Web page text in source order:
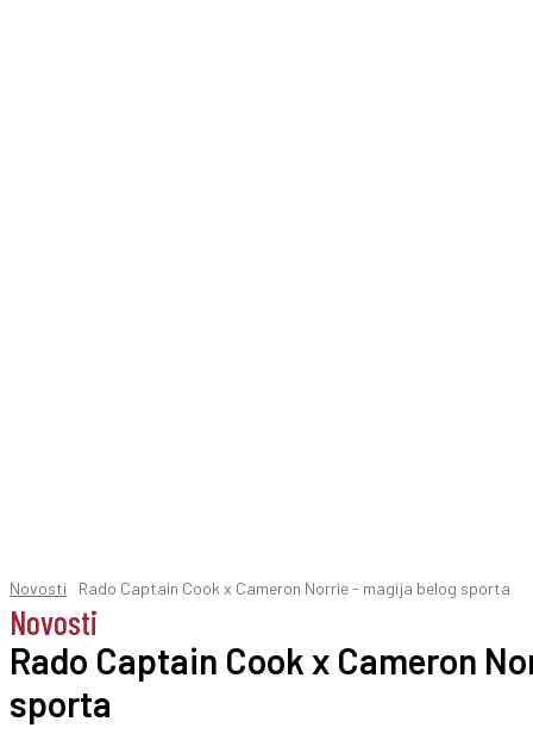
Novosti Rado Captain Cook x Cameron Norrie - magija belog sporta
Novosti
Rado Captain Cook x Cameron
sporta